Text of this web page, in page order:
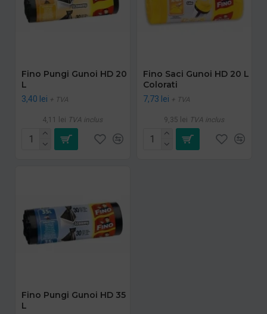
Fino Pungi Gunoi HD 20
L
3,40 lei + TVA
4,11 lei TVA inclus
Fino Saci Gunoi HD 20 L
Colorati
7,73 lei + TVA
9,35 lei TVA inclus
Fino Pungi Gunoi HD 35
L